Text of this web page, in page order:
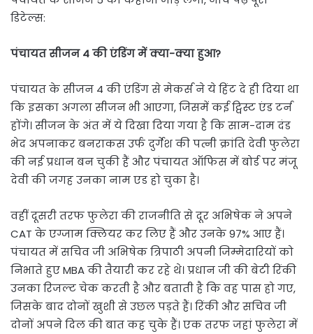
डिटेल्स:
पंचायत सीजन 4 की एंडिंग में क्या-क्या हुआ?
पंचायत के सीजन 4 की एंडिंग से मेकर्स ने ये हिंट दे ही दिया था
कि इसका अगला सीजन भी आएगा, जिसमें कई ट्विस्ट एंड टर्न
होंगे। सीजन के अंत में ये दिखा दिया गया है कि साम-दाम दंड
भेद अपनाकर बनराकस उर्फ दुर्गेश की पत्नी क्रांति देवी फुलेरा
की नई प्रधान बन चुकी हैं और पंचायत ऑफिस में बोर्ड पर मंजू
देवी की जगह उनका नाम एड हो चुका है।
वहीं दूसरी तरफ फुलेरा की राजनीति से दूर अभिषेक ने अपने
CAT के एग्जाम क्लियर कर लिए हैं और उनके 97% आए हैं।
पंचायत में सचिव जी अभिषेक त्रिपाठी अपनी जिम्मेदारियों को
निभाते हुए MBA की तैयारी कर रहे थे। प्रधान जी की बेटी रिंकी
उनका रिजल्ट चेक करती है और बताती है कि वह पास हो गए,
जिसके बाद दोनों खुशी से उछल पड़ते हैं। रिंकी और सचिव जी
दोनों अपने दिल की बात कह चुके हैं। एक तरफ जहां फुलेरा में